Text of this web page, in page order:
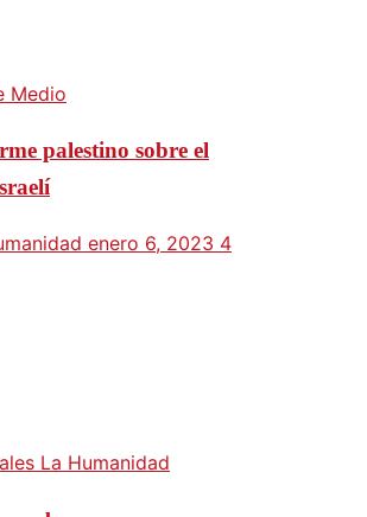
Medio
palestino sobre el
enero 6, 2023 4
La Humanidad